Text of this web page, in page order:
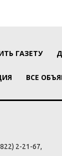
ГАЗЕТУ
ВСЕ
2-21-67,